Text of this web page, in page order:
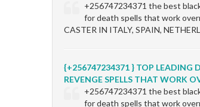
+256747234371 the best
for death spells that work
CASTER IN ITALY, SPAIN,
{+256747234371 } TOP LEADING
REVENGE SPELLS THAT WORK
+256747234371 the best
for death spells that work